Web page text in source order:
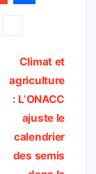
a
r
e
Climat et
agriculture
: L’ONACC
ajuste le
calendrier
des semis